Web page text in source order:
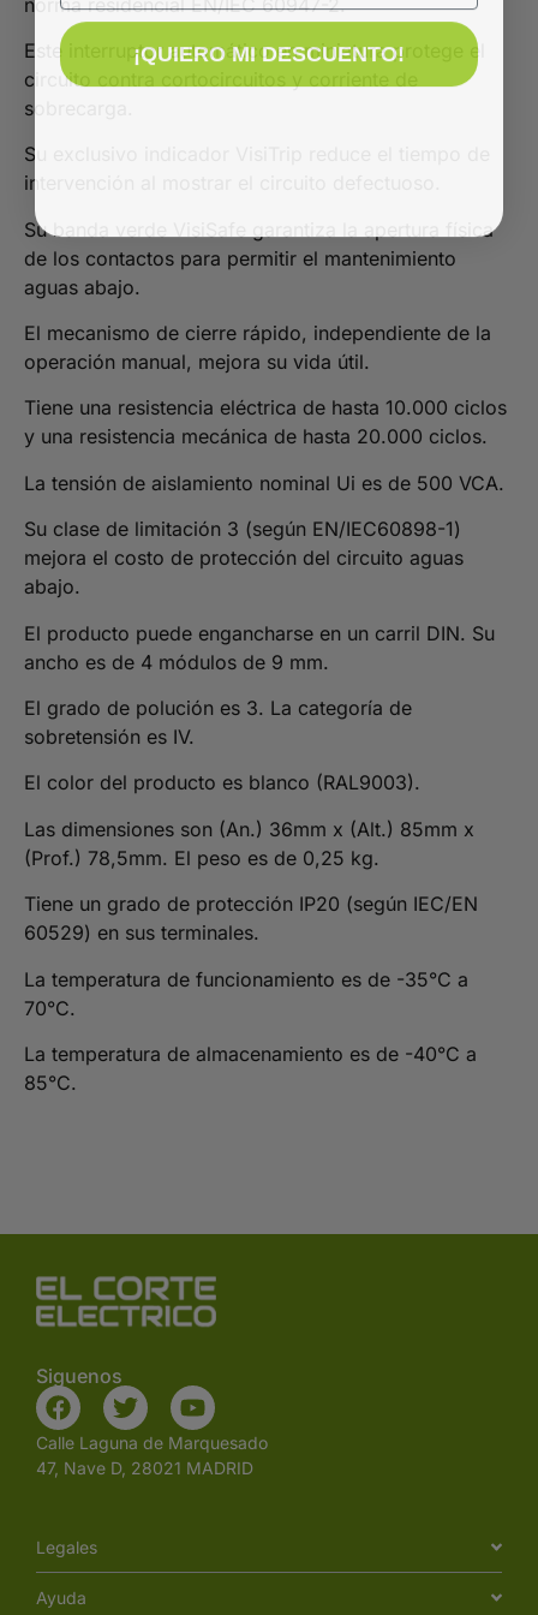
Este interruptor automático en miniatura protege el
circuito contra cortocircuitos y corriente de
sobrecarga.
Su exclusivo indicador VisiTrip reduce el tiempo de
intervención al mostrar el circuito defectuoso.
Su banda verde VisiSafe garantiza la apertura física
de los contactos para permitir el mantenimiento
aguas abajo.
El mecanismo de cierre rápido, independiente de la
operación manual, mejora su vida útil.
Tiene una resistencia eléctrica de hasta 10.000 ciclos
y una resistencia mecánica de hasta 20.000 ciclos.
La tensión de aislamiento nominal Ui es de 500 VCA.
Su clase de limitación 3 (según EN/IEC60898-1)
mejora el costo de protección del circuito aguas
abajo.
El producto puede engancharse en un carril DIN. Su
ancho es de 4 módulos de 9 mm.
El grado de polución es 3. La categoría de
sobretensión es IV.
El color del producto es blanco (RAL9003).
Las dimensiones son (An.) 36mm x (Alt.) 85mm x
(Prof.) 78,5mm. El peso es de 0,25 kg.
Tiene un grado de protección IP20 (según IEC/EN
60529) en sus terminales.
La temperatura de funcionamiento es de -35°C a
70°C.
La temperatura de almacenamiento es de -40°C a
85°C.
Siguenos
Calle Laguna de Marquesado
47, Nave D, 28021 MADRID
Legales
Ayuda
¡QUIERO MI DESCUENTO!